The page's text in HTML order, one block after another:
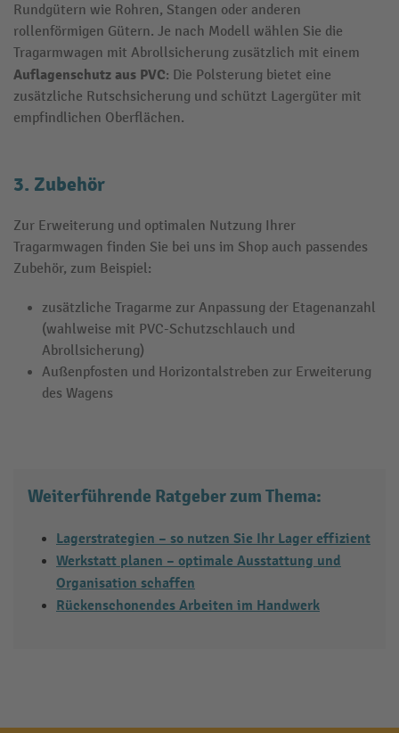
Rundgütern wie Rohren, Stangen oder anderen
rollenförmigen Gütern. Je nach Modell wählen Sie die
Tragarmwagen mit Abrollsicherung zusätzlich mit einem
Auflagenschutz aus PVC: Die Polsterung bietet eine
zusätzliche Rutschsicherung und schützt Lagergüter mit
empfindlichen Oberflächen.
3. Zubehör
Zur Erweiterung und optimalen Nutzung Ihrer
Tragarmwagen finden Sie bei uns im Shop auch passendes
Zubehör, zum Beispiel:
zusätzliche Tragarme zur Anpassung der Etagenanzahl
(wahlweise mit PVC-Schutzschlauch und
Abrollsicherung)
Außenpfosten und Horizontalstreben zur Erweiterung
des Wagens
Weiterführende Ratgeber zum Thema:
Lagerstrategien – so nutzen Sie Ihr Lager effizient
Werkstatt planen – optimale Ausstattung und
Organisation schaffen
Rückenschonendes Arbeiten im Handwerk